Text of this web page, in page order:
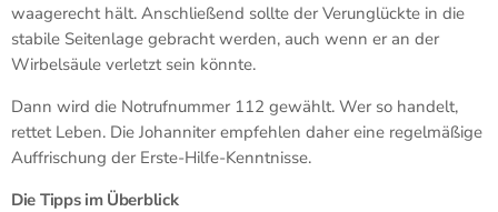
waagerecht hält. Anschließend sollte der Verunglückte in die
stabile Seitenlage gebracht werden, auch wenn er an der
Wirbelsäule verletzt sein könnte.
Dann wird die Notrufnummer 112 gewählt. Wer so handelt,
rettet Leben. Die Johanniter empfehlen daher eine regelmäßige
Auffrischung der Erste-Hilfe-Kenntnisse.
Die Tipps im Überblick